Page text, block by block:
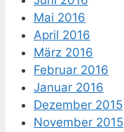
Mai 2016
April 2016
März 2016
Februar 2016
Januar 2016
Dezember 2015
November 2015